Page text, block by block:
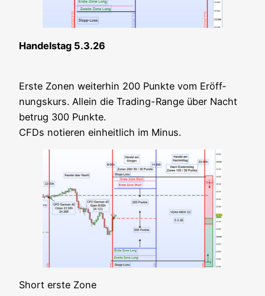
Han­dels­tag 5.3.26
Ers­te Zonen wei­ter­hin 200 Punk­te vom Eröff­
nungs­kurs. Allein die Tra­ding-Ran­ge über Nacht
betrug 300 Punk­te.
CFDs notie­ren ein­heit­lich im Minus.
Short ers­te Zone